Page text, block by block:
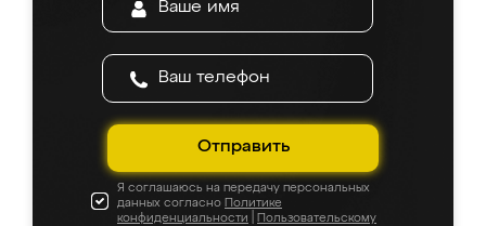
Отправить
Я соглашаюсь на передачу персональных
данных согласно Политике
конфиденциальности
Пользовательскому